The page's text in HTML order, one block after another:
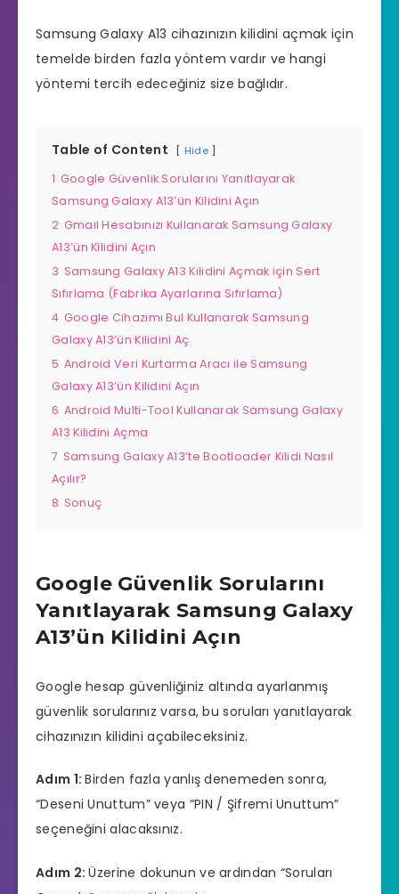
Samsung Galaxy A13 cihazınızın kilidini açmak için
temelde birden fazla yöntem vardır ve hangi
yöntemi tercih edeceğiniz size bağlıdır.
Table of Content Hide
1 Google Güvenlik Sorularını Yanıtlayarak
Samsung Galaxy A13’ün Kilidini Açın
2 Gmail Hesabınızı Kullanarak Samsung Galaxy
A13’ün Kilidini Açın
3 Samsung Galaxy A13 Kilidini Açmak için Sert
Sıfırlama (Fabrika Ayarlarına Sıfırlama)
4 Google Cihazımı Bul Kullanarak Samsung
Galaxy A13’ün Kilidini Aç
5 Android Veri Kurtarma Aracı ile Samsung
Galaxy A13’ün Kilidini Açın
6 Android Multi-Tool Kullanarak Samsung Galaxy
A13 Kilidini Açma
7 Samsung Galaxy A13’te Bootloader Kilidi Nasıl
Açılır?
8 Sonuç
Google Güvenlik Sorularını
Yanıtlayarak Samsung Galaxy
A13’ün Kilidini Açın
Google hesap güvenliğiniz altında ayarlanmış
güvenlik sorularınız varsa, bu soruları yanıtlayarak
cihazınızın kilidini açabileceksiniz.
Adım 1:Birden fazla yanlış denemeden sonra,
“Deseni Unuttum” veya “PIN / Şifremi Unuttum”
seçeneğini alacaksınız.
Adım 2:Üzerine dokunun ve ardından “Soruları